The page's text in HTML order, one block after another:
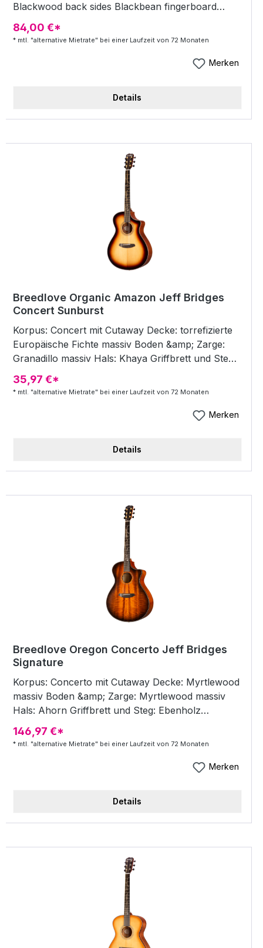
Blackwood back sides Blackbean fingerboard
snowflake fretboard inlays Blackwood bridge
Queensland Maple neck Finish Nitrocellulose
neck width at nut 4 4 cm Cole Clark 3-way face
84,00 €*
* mtl. "alternative Mietrate" bei einer Laufzeit von 72 Monaten
Merken
Details
Breedlove Organic Amazon Jeff Bridges
Concert Sunburst
Korpus: Concert mit Cutaway Decke: torrefizierte
Europäische Fichte massiv Boden &amp; Zarge:
Granadillo massiv Hals: Khaya Griffbrett und Steg:
Ebenholz Griffbrett-Inlays: All in this together
Binding: Walnut Mechaniken: Breedlove Premium
20 Sattel / Stegeinlage: Knochen Sattelbreite: 43
Natural Sound Top Finish: Sunburst Gloss inkl.
35,97 €*
* mtl. "alternative Mietrate" bei einer Laufzeit von 72 Monaten
Merken
Details
Breedlove Oregon Concerto Jeff Bridges
Signature
Korpus: Concerto mit Cutaway Decke: Myrtlewood
massiv Boden &amp; Zarge: Myrtlewood massiv
Hals: Ahorn Griffbrett und Steg: Ebenholz
Griffbrett-Inlays: All in this together Binding: Black
Purfling: Fishbone Mechaniken: Breedlove Satin
Bünde: 20 Sattel / Stegeinlage: Tusq Sattelbreite:
BAGGS Anthem TRU-Mic Top Finish: Bourbon
146,97 €*
* mtl. "alternative Mietrate" bei einer Laufzeit von 72 Monaten
Merken
Details